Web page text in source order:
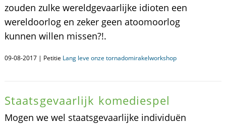
zouden zulke wereldgevaarlijke idioten een
wereldoorlog en zeker geen atoomoorlog
kunnen willen missen?!.
09-08-2017 | Petitie Lang leve onze tornadomirakelworkshop
Staatsgevaarlijk komediespel
Mogen we wel staatsgevaarlijke individuën